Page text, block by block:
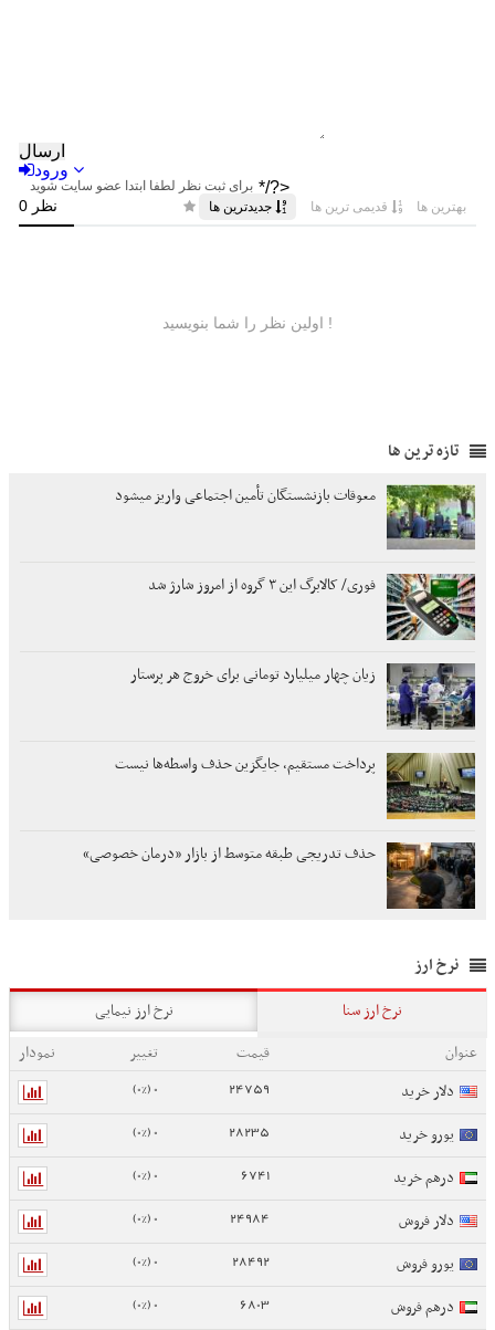
تازه ترین ها
معوقات بازنشستگان تأمین اجتماعی واریز میشود
فوری/ کالابرگ این ۳ گروه از امروز شارژ شد
زیان چهار میلیارد تومانی برای خروج هر پرستار
پرداخت مستقیم، جایگزین حذف واسطه‌ها نیست
حذف تدریجی طبقه متوسط از بازار «درمان خصوصی»
نرخ ارز
نرخ ارز سنا
نرخ ارز نیمایی
عنوان
قیمت تغییر
نمودار
دلار خرید
24759
0 (0%)
یورو خرید 28235
0 (0%)
درهم خرید 6741
0 (0%)
دلار فروش 24984
0 (0%)
یورو فروش 28492
0 (0%)
درهم فروش 6803
0 (0%)